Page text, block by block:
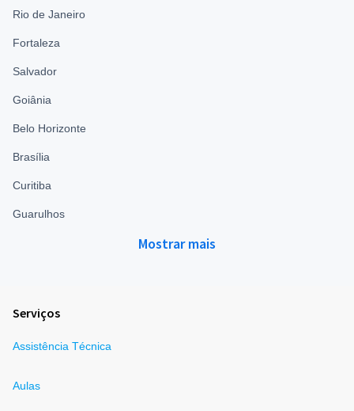
Rio de Janeiro
Fortaleza
Salvador
Goiânia
Belo Horizonte
Brasília
Curitiba
Guarulhos
Mostrar mais
Serviços
Assistência Técnica
Aulas